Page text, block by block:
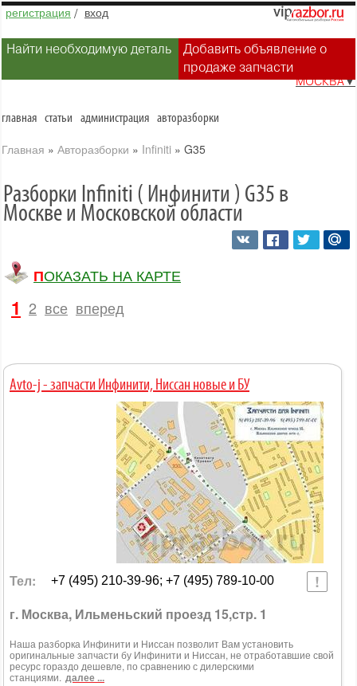
регистрация / вход
Найти необходимую деталь
Добавить объявление о
продаже запчасти
МОСКВА▼
главная статьи администрация авторазборки
Главная » Авторазборки » Infiniti » G35
Разборки Infiniti ( Инфинити ) G35 в
Москве и Московской области
ПОКАЗАТЬ НА КАРТЕ
1 2 все вперед
Avto-j - запчасти Инфинити, Ниссан новые и БУ
Тел: +7 (495) 210-39-96; +7 (495) 789-10-00
г. Москва, Ильменьский проезд 15,стр. 1
Наша разборка Инфинити и Ниссан позволит Вам установить
оригинальные запчасти бу Инфинити и Ниссан, не отработавшие свой
ресурс гораздо дешевле, по сравнению с дилерскими
станциями. далее ...